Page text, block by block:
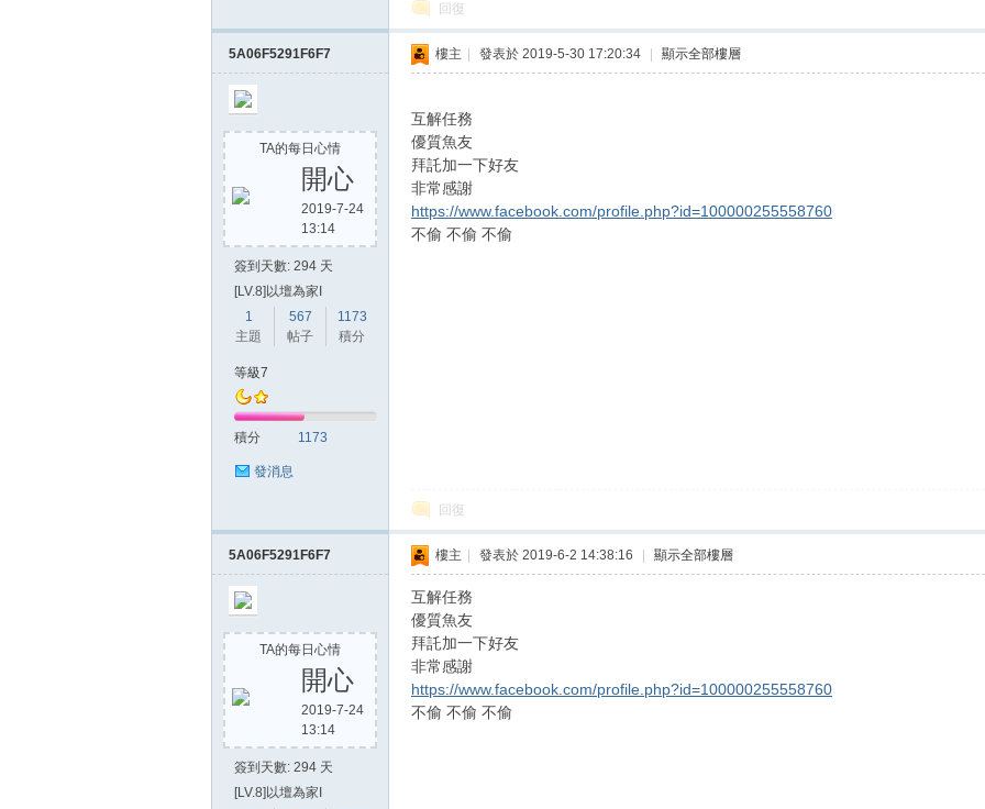
回復
5A06F5291F6F7
TA的每日心情
開心
2019-7-24
13:14
簽到天數: 294 天
[LV.8]以壇為家I
1
主題
567
帖子
1173
積分
等級7
積分 1173
發消息
樓主 發表於 2019-5-30 17:20:34 顯示全部樓層
互解任務
優質魚友
拜託加一下好友
非常感謝
https://www.facebook.com/profile.php?id=100000255558760
不偷 不偷 不偷
回復
5A06F5291F6F7
TA的每日心情
開心
2019-7-24
13:14
簽到天數: 294 天
[LV.8]以壇為家I
樓主 發表於 2019-6-2 14:38:16 顯示全部樓層
互解任務
優質魚友
拜託加一下好友
非常感謝
https://www.facebook.com/profile.php?id=100000255558760
不偷 不偷 不偷